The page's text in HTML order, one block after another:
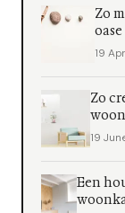
Zo
oase
19
Zo
19
Een